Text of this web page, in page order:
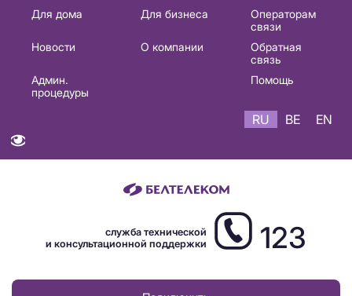
Основная
навигация
Для дома Для бизнеса
Операторам
связи
Новости
О компании
Обратная
связь
Админ.
процедуры
Помощь
RU BE EN
служба технической
и консультационной поддержки
123